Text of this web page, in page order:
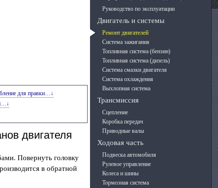
для правки…↓
двигателя
Повернуть головку
в обратной
Руководство по эксплуатации
Двигатель и системы
Ремонт двигателей
Система зажигания
Топливная система (бензин)
Топливная система (дизель)
Система смазки двигателя
Система охлаждения
Выхлопная система
Трансмиссия
Сцепление
Коробка передач
Приводные валы
Ходовая часть
Подвеска автомобиля
Рулевое управление
Колеса и шины
Тормозная система